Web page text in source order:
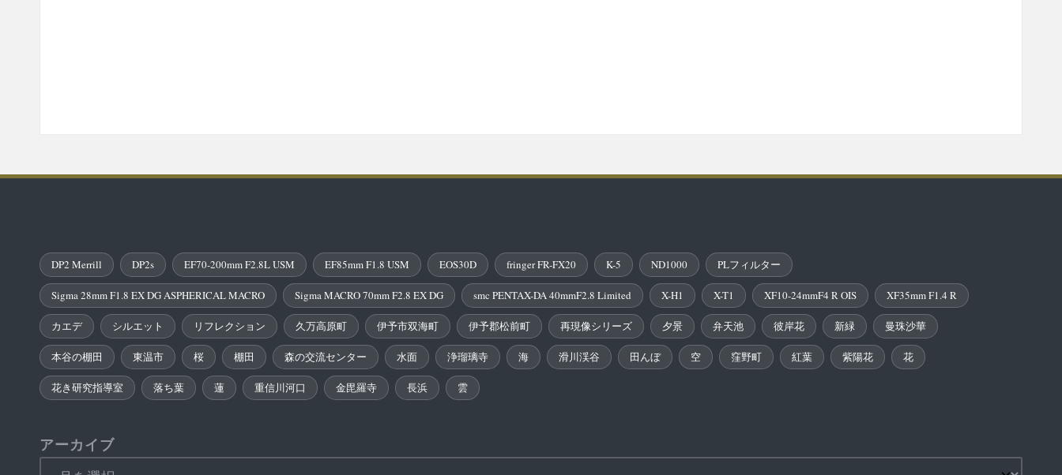
DP2 Merrill DP2s EF70-200mm F2.8L USM EF85mm F1.8 USM EOS30D fringer FR-FX20 K-5 ND1000 PLフィルター
Sigma 28mm F1.8 EX DG ASPHERICAL MACRO Sigma MACRO 70mm F2.8 EX DG smc PENTAX-DA 40mmF2.8 Limited X-H1 X-T1 XF10-24mmF4 R OIS XF35mm F1.4 R
カエデ シルエット リフレクション 久万高原町 伊予市双海町 伊予郡松前町 再現像シリーズ 夕景 弁天池 彼岸花 新緑 曼珠沙華
本谷の棚田 東温市 桜 棚田 森の交流センター 水面 浄瑠璃寺 海 滑川渓谷 田んぼ 空 窪野町 紅葉 紫陽花 花
花き研究指導室 落ち葉 蓮 重信川河口 金毘羅寺 長浜 雲
アーカイブ